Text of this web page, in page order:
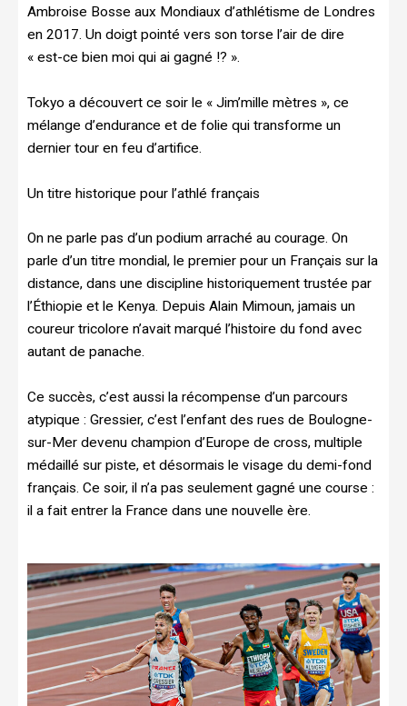
Ambroise Bosse aux Mondiaux d’athlétisme de Londres
en 2017. Un doigt pointé vers son torse l’air de dire
« est-ce bien moi qui ai gagné !? ».
Tokyo a découvert ce soir le « Jim’mille mètres », ce
mélange d’endurance et de folie qui transforme un
dernier tour en feu d’artifice.
Un titre historique pour l’athlé français
On ne parle pas d’un podium arraché au courage. On
parle d’un titre mondial, le premier pour un Français sur la
distance, dans une discipline historiquement trustée par
l’Éthiopie et le Kenya. Depuis Alain Mimoun, jamais un
coureur tricolore n’avait marqué l’histoire du fond avec
autant de panache.
Ce succès, c’est aussi la récompense d’un parcours
atypique : Gressier, c’est l’enfant des rues de Boulogne-
sur-Mer devenu champion d’Europe de cross, multiple
médaillé sur piste, et désormais le visage du demi-fond
français. Ce soir, il n’a pas seulement gagné une course :
il a fait entrer la France dans une nouvelle ère.